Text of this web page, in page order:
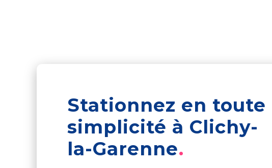
Stationnez en toute
simplicité à Clichy-
la-Garenne